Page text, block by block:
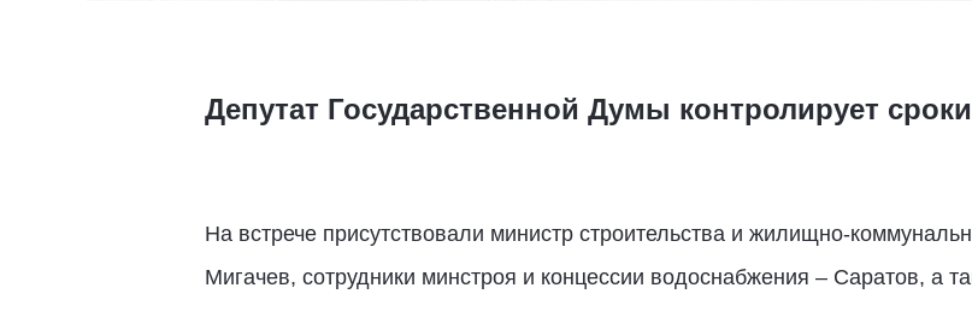
Депутат Государственной Думы контролирует
На встрече присутствовали министр строительства и жилищно-
Мигачев, сотрудники минстроя и концессии водоснабжения – Саратов, а